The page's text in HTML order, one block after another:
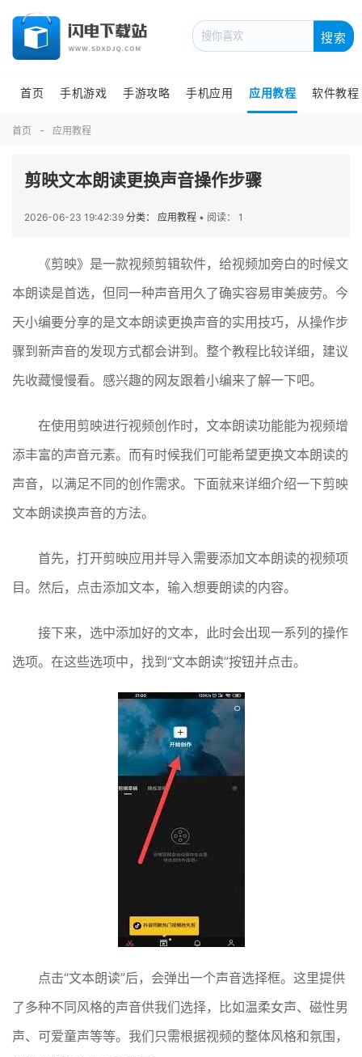
搜索
首页 手机游戏 手游攻略 手机应用 应用教程 软件教程
首页 应用教程
剪映文本朗读更换声音操作步骤
2026-06-23 19:42:39 分类： 应用教程 • 阅读： 1
《剪映》是一款视频剪辑软件，给视频加旁白的时候文
本朗读是首选，但同一种声音用久了确实容易审美疲劳。今
天小编要分享的是文本朗读更换声音的实用技巧，从操作步
骤到新声音的发现方式都会讲到。整个教程比较详细，建议
先收藏慢慢看。感兴趣的网友跟着小编来了解一下吧。
在使用剪映进行视频创作时，文本朗读功能能为视频增
添丰富的声音元素。而有时候我们可能希望更换文本朗读的
声音，以满足不同的创作需求。下面就来详细介绍一下剪映
文本朗读换声音的方法。
首先，打开剪映应用并导入需要添加文本朗读的视频项
目。然后，点击添加文本，输入想要朗读的内容。
接下来，选中添加好的文本，此时会出现一系列的操作
选项。在这些选项中，找到“文本朗读”按钮并点击。
点击“文本朗读”后，会弹出一个声音选择框。这里提供
了多种不同风格的声音供我们选择，比如温柔女声、磁性男
声、可爱童声等等。我们只需根据视频的整体风格和氛围，